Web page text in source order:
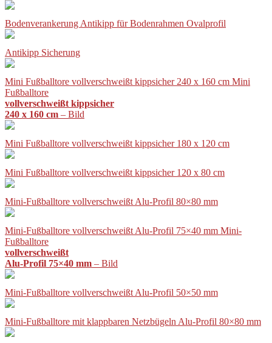
Bodenverankerung Antikipp für Bodenrahmen Ovalprofil
Antikipp Sicherung
Mini Fußballtore vollverschweißt kippsicher 240 x 160 cm Mini
Fußballtore
vollverschweißt kippsicher
240 x 160 cm – Bild
Mini Fußballtore vollverschweißt kippsicher 180 x 120 cm
Mini Fußballtore vollverschweißt kippsicher 120 x 80 cm
Mini-Fußballtore vollverschweißt Alu-Profil 80×80 mm
Mini-Fußballtore vollverschweißt Alu-Profil 75×40 mm Mini-
Fußballtore
vollverschweißt
Alu-Profil 75×40 mm – Bild
Mini-Fußballtore vollverschweißt Alu-Profil 50×50 mm
Mini-Fußballtore mit klappbaren Netzbügeln Alu-Profil 80×80 mm